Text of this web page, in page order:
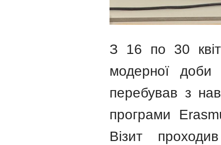
З 16 по 30
модерної
перебував з
програми
Візит